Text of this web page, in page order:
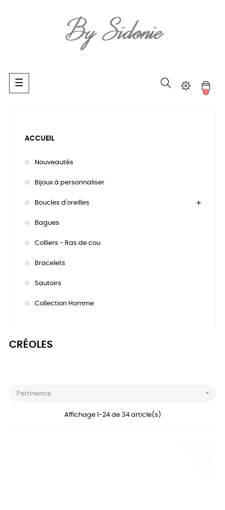
Basculer
la
☰
0
ACCUEIL
Nouveautés
Bijoux à personnaliser
Boucles d'oreilles
Bagues
Colliers - Ras de cou
Bracelets
Sautoirs
Collection Homme
CRÉOLES
Pertinence 
Affichage 1-24 de 34 article(s)